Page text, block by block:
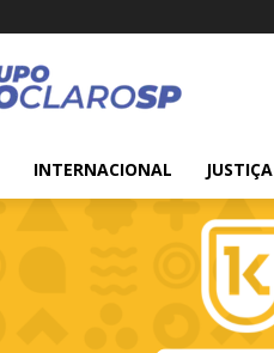
INTERNACIONAL JUSTIÇA